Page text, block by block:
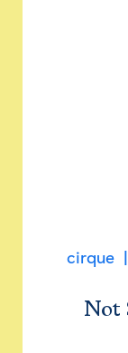
cirque
Not